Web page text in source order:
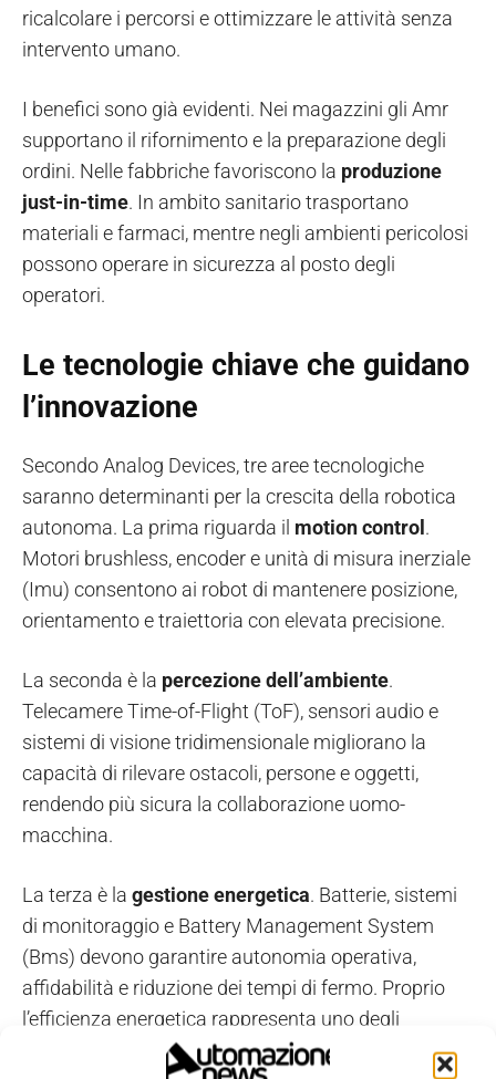
ricalcolare i percorsi e ottimizzare le attività senza
intervento umano.
I benefici sono già evidenti. Nei magazzini gli Amr
supportano il rifornimento e la preparazione degli
ordini. Nelle fabbriche favoriscono la produzione
just-in-time. In ambito sanitario trasportano
materiali e farmaci, mentre negli ambienti pericolosi
possono operare in sicurezza al posto degli
operatori.
Le tecnologie chiave che guidano
l’innovazione
Secondo Analog Devices, tre aree tecnologiche
saranno determinanti per la crescita della robotica
autonoma. La prima riguarda il motion control .
Motori brushless, encoder e unità di misura inerziale
(Imu) consentono ai robot di mantenere posizione,
orientamento e traiettoria con elevata precisione.
La seconda è la percezione dell’ambiente.
Telecamere Time-of-Flight (ToF), sensori audio e
sistemi di visione tridimensionale migliorano la
capacità di rilevare ostacoli, persone e oggetti,
rendendo più sicura la collaborazione uomo-
macchina.
La terza è la gestione energetica. Batterie, sistemi
di monitoraggio e Battery Management System
(Bms) devono garantire autonomia operativa,
affidabilità e riduzione dei tempi di fermo. Proprio
l’efficienza energetica rappresenta uno degli
elementi più critici per il successo delle future